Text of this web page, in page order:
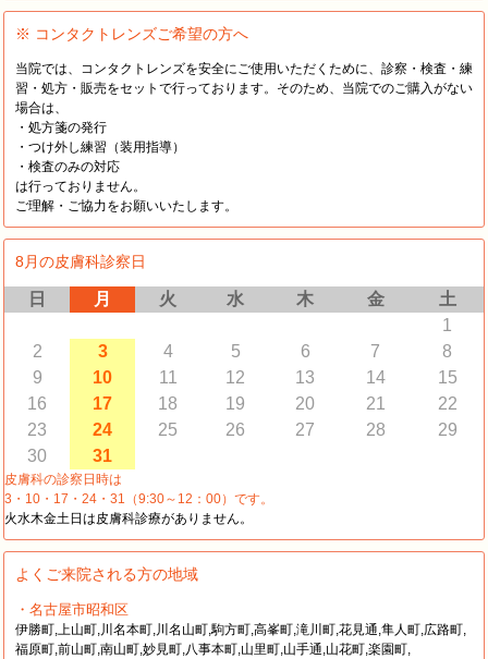
※ コンタクトレンズご希望の方へ
当院では、コンタクトレンズを安全にご使用いただくために、診察・検査・練
習・処方・販売をセットで行っております。そのため、当院でのご購入がない
場合は、
・処方箋の発行
・つけ外し練習（装用指導）
・検査のみの対応
は行っておりません。
ご理解・ご協力をお願いいたします。
8月の皮膚科診察日
日 月 火 水 木 金
土
1
2
3 4 5 6 7
8
9
10 11 12 13 14
15
16
17 18 19 20 21
22
23
24 25 26 27 28
29
30
31
皮膚科の診察日時は
3・10・17・24・31（9:30～12：00）です。
火水木金土日は皮膚科診療がありません。
よくご来院される方の地域
・名古屋市昭和区
伊勝町,上山町,川名本町,川名山町,駒方町,高峯町,滝川町,花見通,隼人町,広路町,
福原町,前山町,南山町,妙見町,八事本町,山里町,山手通,山花町,楽園町,